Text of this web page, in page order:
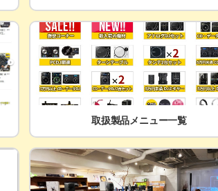
取扱製品メニュー一覧